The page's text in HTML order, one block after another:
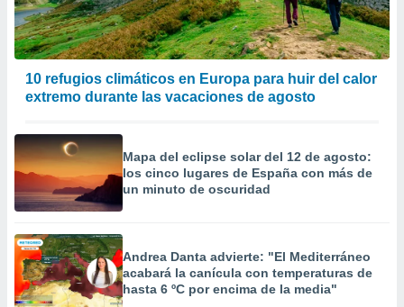
10 refugios climáticos en Europa para huir del calor
extremo durante las vacaciones de agosto
Mapa del eclipse solar del 12 de agosto:
los cinco lugares de España con más de
un minuto de oscuridad
Andrea Danta advierte: "El Mediterráneo
acabará la canícula con temperaturas de
hasta 6 ºC por encima de la media"